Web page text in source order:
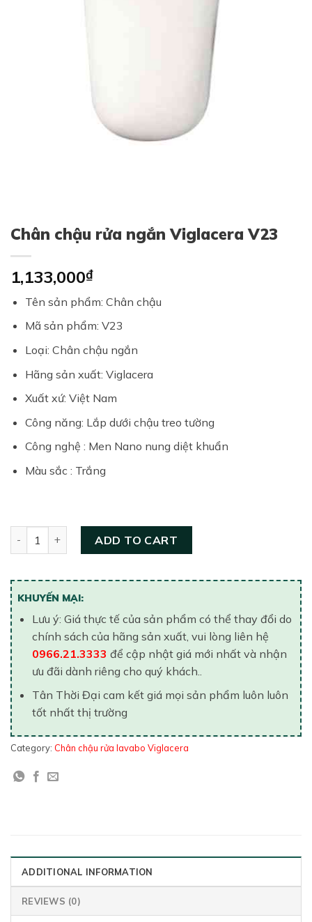
Chân chậu rửa ngắn Viglacera V23
1,133,000₫
Tên sản phẩm: Chân chậu
Mã sản phẩm: V23
Loại: Chân chậu ngắn
Hãng sản xuất: Viglacera
Xuất xứ: Việt Nam
Công năng: Lắp dưới chậu treo tường
Công nghệ : Men Nano nung diệt khuẩn
Màu sắc : Trắng
ADD TO CART
KHUYẾN MẠI:
Lưu ý: Giá thực tế của sản phẩm có thể thay đổi do
chính sách của hãng sản xuất, vui lòng liên hệ
0966.21.3333 để cập nhật giá mới nhất và nhận
ưu đãi dành riêng cho quý khách..
Tân Thời Đại cam kết giá mọi sản phẩm luôn luôn
tốt nhất thị trường
Category: Chân chậu rửa lavabo Viglacera
ADDITIONAL INFORMATION
REVIEWS (0)